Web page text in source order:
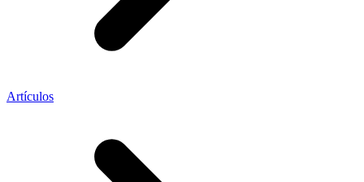
Artículos